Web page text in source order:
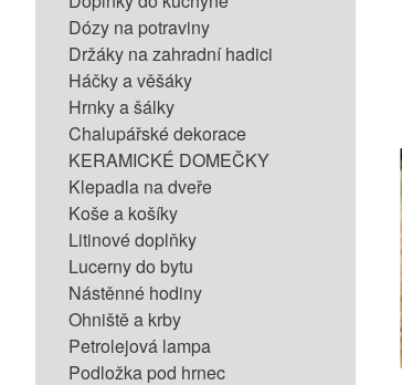
Dózy na potraviny
Držáky na zahradní hadici
Háčky a věšáky
Hrnky a šálky
Chalupářské dekorace
KERAMICKÉ DOMEČKY
Klepadla na dveře
Koše a košíky
Litinové doplňky
Lucerny do bytu
Nástěnné hodiny
Ohniště a krby
Petrolejová lampa
Podložka pod hrnec